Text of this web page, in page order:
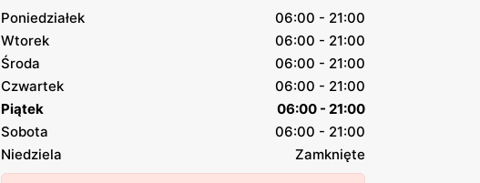
Poniedziałek
06:00 - 21:00
Wtorek
06:00 - 21:00
Środa
06:00 - 21:00
Czwartek
06:00 - 21:00
Piątek
06:00 - 21:00
Sobota
06:00 - 21:00
Niedziela
Zamknięte